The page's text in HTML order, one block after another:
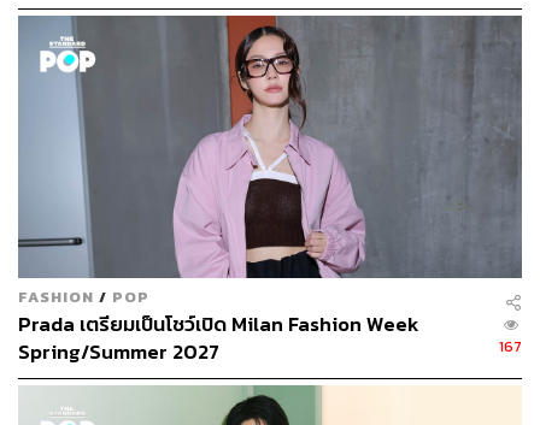
FASHION / POP
Prada เตรียมเป็นโชว์เปิด Milan Fashion Week
Spring/Summer 2027
167